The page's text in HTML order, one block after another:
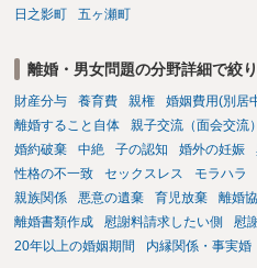
直接相談されて、 今後の対応につ
日之影町
五ヶ瀬町
離婚・男女問題の分野詳細で絞
財産分与 養育費 親権 婚姻費用(別居
離婚すること自体
親子交流（面会交流）
婚約破棄
中絶 子の認知 婚外の妊娠
性格の不一致
セックスレス モラハラ
親族関係
悪意の遺棄 育児放棄 離婚
離婚書類作成
慰謝料請求したい側 慰
20年以上の婚姻期間
内縁関係・事実婚